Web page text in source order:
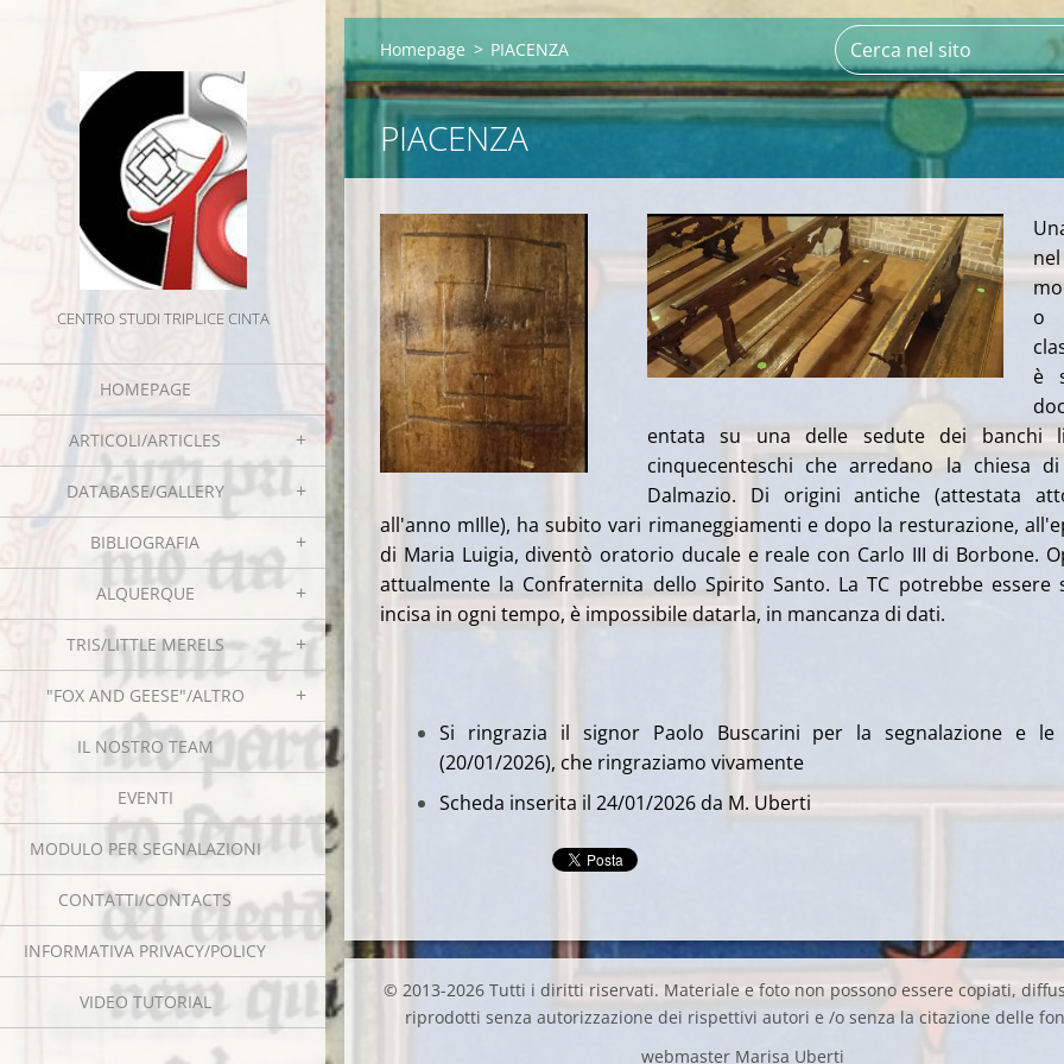
CENTRO STUDI TRIPLICE CINTA
HOMEPAGE
ARTICOLI/ARTICLES
DATABASE/GALLERY
BIBLIOGRAFIA
ALQUERQUE
TRIS/LITTLE MERELS
"FOX AND GEESE"/ALTRO
IL NOSTRO TEAM
EVENTI
MODULO PER SEGNALAZIONI
CONTATTI/CONTACTS
INFORMATIVA PRIVACY/POLICY
VIDEO TUTORIAL
Homepage > PIACENZA
PIACENZA
nel
o
è
entata su una delle sedute dei banchi
cinquecenteschi che arredano la chiesa di
Dalmazio. Di origini antiche (attestata
all'anno mIlle), ha subito vari rimaneggiamenti e dopo la resturazione,
di Maria Luigia, diventò oratorio ducale e reale con Carlo III di Borbone.
attualmente la Confraternita dello Spirito Santo. La TC potrebbe essere
incisa in ogni tempo, è impossibile datarla, in mancanza di dati.
Si ringrazia il signor Paolo Buscarini per la segnalazione e le
(20/01/2026), che ringraziamo vivamente
Scheda inserita il 24/01/2026 da M. Uberti
© 2013-2026 Tutti i diritti riservati. Materiale e foto non possono essere copiati,
riprodotti senza autorizzazione dei rispettivi autori e /o senza la citazione delle
webmaster Marisa Uberti